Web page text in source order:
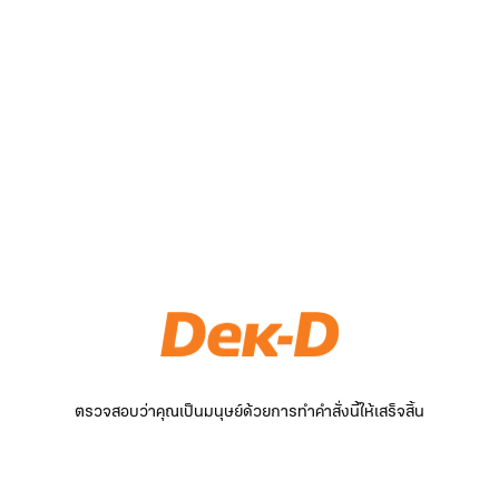
ตรวจสอบว่าคุณเป็นมนุษย์ด้วยการทำคำสั่งนี้ให้เสร็จสิ้น